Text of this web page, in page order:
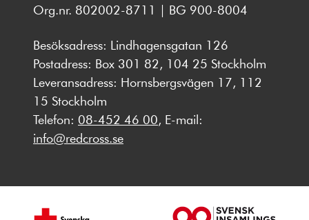
Org.nr. 802002-8711 | BG 900-8004
Besöksadress: Lindhagensgatan 126
Postadress: Box 301 82, 104 25 Stockholm
Leveransadress: Hornsbergsvägen 17, 112
15 Stockholm
Telefon: 08-452 46 00, E-mail:
info@redcross.se